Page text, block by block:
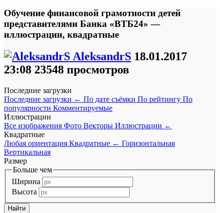
Обучение финансовой грамотности детей
представителями Банка «ВТБ24» —
иллюстрации, квадратные
AleksandrS 18.01.2017
23:08 23548 просмотров
Последние загрузки
Последние загрузки ← По дате съёмки По рейтингу По
популярности Комментируемые
Иллюстрации
Все изображения Фото Векторы Иллюстрации ←
Квадратные
Любая ориентация Квадратные ← Горизонтальная
Вертикальная
Размер
Больше чем
Ширина
Высота